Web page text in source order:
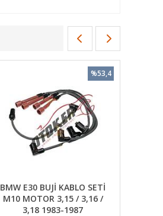
BMW E30 BUJİ KABLO SETİ
M10 MOTOR 3,15 / 3,16 /
3,18 1983-1987
%53,4